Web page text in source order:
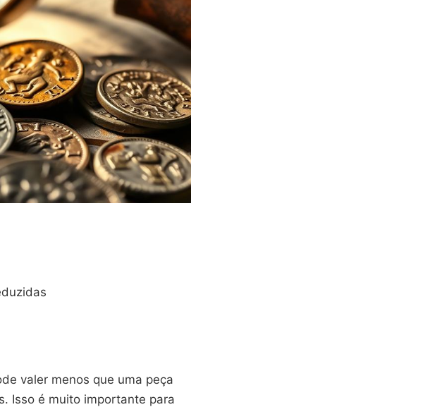
valer menos que uma peça
Isso é muito importante para